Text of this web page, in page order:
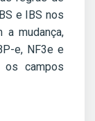
e IBS nos
a mudança,
e, NF3e e
os campos